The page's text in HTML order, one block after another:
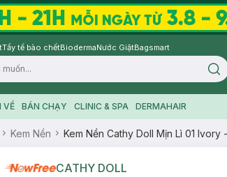
Tẩy tế bào chếtBiodermaNước GiặtBagsmart
VỀ BÁN CHẠY CLINIC & SPA DERMAHAIR
Kem Nền Kem Nền Cathy Doll Mịn Lì 01 Ivory
CATHY DOLL